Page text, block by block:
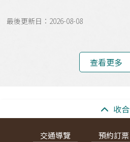
最後更新日：2026-08-08
查看更多
收合
交通導覽 預約訂票